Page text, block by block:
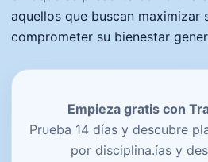
aquellos que buscan maximizar
comprometer su bienestar
Empieza gratis con
Prueba 14 días y descubre
por disciplina.ías y